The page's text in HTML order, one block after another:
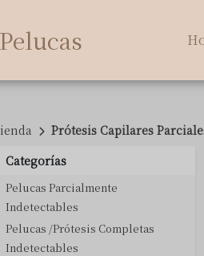
Prótesis Capilares
Categorías
Pelucas Parcialmente
Indetectables
Pelucas /Prótesis Completas
Indetectables